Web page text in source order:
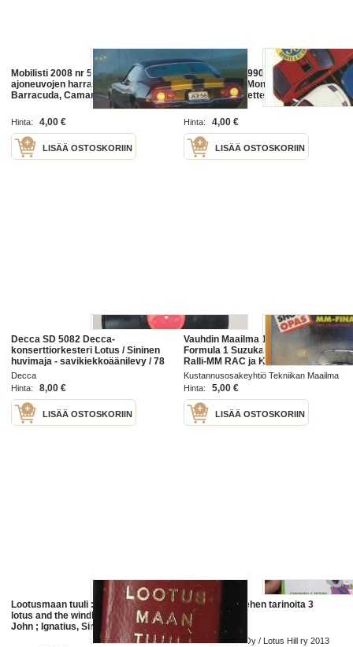
Mobilisti 2008 nr 5 Lehti vanhojen
ajoneuvojen harrastajille /
Barracuda, Camaro, Austin
Atlantic, Lotus Europe, Toytota
Corolla DX 81
Hinta: 4,00 €
LISÄÄ OSTOSKORIIN
Road&Track 1990 nr march / New
Lotus, Ferrari Mondial, VW
Corrado. Corvette etc
Hinta: 4,00 €
LISÄÄ OSTOSKORIIN
Decca SD 5082 Decca-
konserttiorkesteri Lotus / Sininen
huvimaja - savikiekkoäänilevy / 78
rpm record
Decca
Hinta:
8,00 €
LISÄÄ OSTOSKORIIN
Vauhdin Maailma 1995 nr 12 -mm.
Formula 1 Suzuka ja Adeleide GP:t,
Ralli-MM RAC ja Katalonia, Team
Lotus historia osa 2, Formula Ford
Festival, Keke Rosberg, Olds
Kustannusosakeyhtiö Tekniikan Maailma
1996
Hinta: 5,00 €
LISÄÄ OSTOSKORIIN
Lootusmaan tuuli : romaaniThe
lotus and the windKirjaMasters,
John ; Ignatius, Sirkka
Onnellisen miehen tarinoita 3
Herrankukkaro Oy / Lotus Hill ry 2013